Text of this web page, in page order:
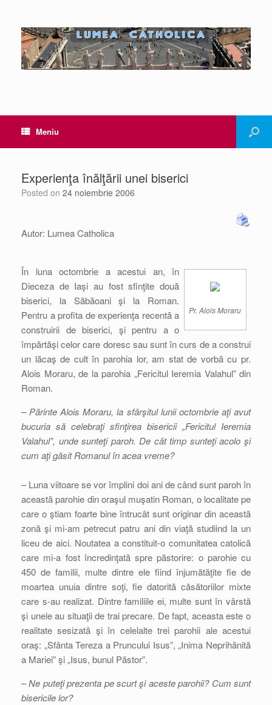
Meniu
Experienţa înălţării unei biserici
Posted on 24 noiembrie 2006
Autor: Lumea Catholica
Pr. Alois Moraru
În luna octombrie a acestui an, în
Dieceza de Iaşi au fost sfinţite două
biserici, la Săbăoani şi la Roman.
Pentru a profita de experienţa recentă a
construirii de biserici, şi pentru a o
împărtăşi celor care doresc sau sunt în curs de a construi
un lăcaş de cult în parohia lor, am stat de vorbă cu pr.
Alois Moraru, de la parohia „Fericitul Ieremia Valahul” din
Roman.
– Părinte Alois Moraru, la sfârşitul lunii octombrie aţi avut
bucuria să celebraţi sfinţirea bisericii „Fericitul Ieremia
Valahul”, unde sunteţi paroh. De cât timp sunteţi acolo şi
cum aţi găsit Romanul în acea vreme?
– Luna viitoare se vor împlini doi ani de când sunt paroh în
această parohie din oraşul muşatin Roman, o localitate pe
care o ştiam foarte bine întrucât sunt originar din această
zonă şi mi-am petrecut patru ani din viaţă studiind la un
liceu de aici. Noutatea a constituit-o comunitatea catolică
care mi-a fost încredinţată spre păstorire: o parohie cu
450 de familii, multe dintre ele fiind înjumătăţite fie de
moartea unuia dintre soţi, fie datorită căsătoriilor mixte
care s-au realizat. Dintre familiile ei, multe sunt în vârstă
şi unele au situaţii de trai precare. De fapt, aceasta este o
realitate sesizată şi în celelalte trei parohii ale acestui
oraş: „Sfânta Tereza a Pruncului Isus”, „Inima Neprihănită
a Mariei” şi „Isus, bunul Păstor”.
– Ne puteţi prezenta pe scurt şi aceste parohii? Cum sunt
bisericile lor?